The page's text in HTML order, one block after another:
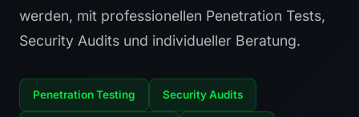
werden, mit professionellen Penetration Tests,
Security Audits und individueller Beratung.
Penetration Testing Security Audits